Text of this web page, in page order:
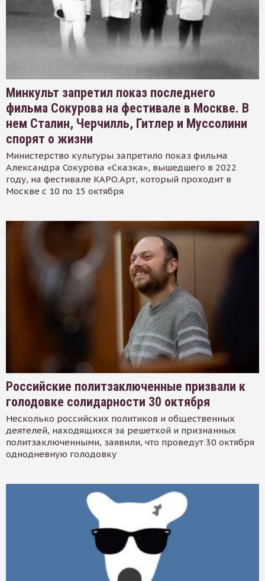
Минкульт запретил показ последнего
фильма Сокурова на фестивале в Москве. В
нем Сталин, Черчилль, Гитлер и Муссолини
спорят о жизни
Министерство культуры запретило показ фильма
Александра Сокурова «Сказка», вышедшего в 2022
году, на фестивале КАРО.Арт, который проходит в
Москве с 10 по 15 октября
Российские политзаключенные призвали к
голодовке солидарности 30 октября
Несколько российских политиков и общественных
деятелей, находящихся за решеткой и признанных
политзаключенными, заявили, что проведут 30 октября
однодневную голодовку